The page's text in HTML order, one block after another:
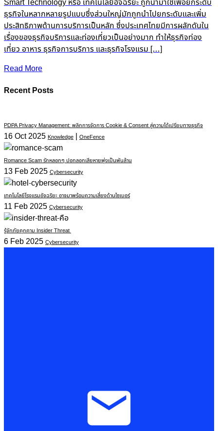
Smart Technology หรือ เทคโนโลยีอัจฉริยะ ถูกนำมาใช้เพื่อยกระดับ
ธุรกิจในหลากหลายรูปแบบซึ่งส่วนใหญ่มักถูกนำไปยกระดับและเพิ่ม
ประสิทธิภาพด้านการบริการเป็นหลัก ซึ่งประเทศไทยมีการผลักดันใน
เรื่องของธุรกิจบริการและท่องเที่ยวเป็นอย่างมาก ทำให้ธุรกิจท่อง
เที่ยว อาหาร ธุรกิจการบริการ และธุรกิจโรงแรม […]
Read More
Recent Posts
PDPA Privacy Management: พลิกการจัดการ Cookie & Consent สู่ความได้เปรียบทางธุรกิจ
16 Oct 2025 Knowledge | OneFence
Romance Scam รักหลอกๆ ปอกลอกเสียหายพุ่งเป็นพันล้าน
13 Feb 2025 Cybersecurity
เทคโนโลยีโรงแรมอัจฉริยะ อาจมาพร้อมความเสี่ยงด้านไซเบอร์
11 Feb 2025 Cybersecurity
รู้จักภัยคุกคาม Insider Threat
6 Feb 2025 Cybersecurity